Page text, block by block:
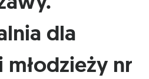
dla
młodzieży nr